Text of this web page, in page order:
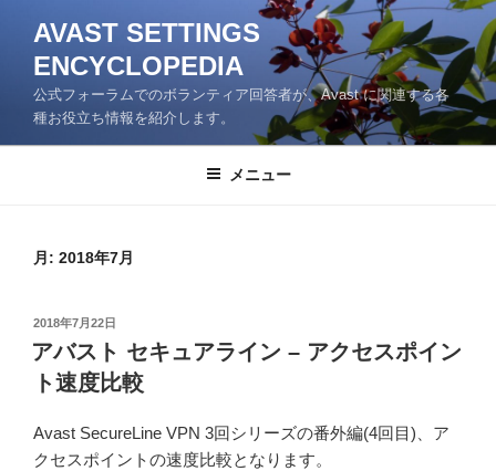
へ
AVAST SETTINGS
ENCYCLOPEDIA
公式フォーラムでのボランティア回答者が、Avast に関連する各
種お役立ち情報を紹介します。
メニュー
月: 2018年7月
投
稿
日:
2018年7月22日
アバスト セキュアライン – アクセスポイン
ト速度比較
Avast SecureLine VPN 3回シリーズの番外編(4回目)、ア
クセスポイントの速度比較となります。